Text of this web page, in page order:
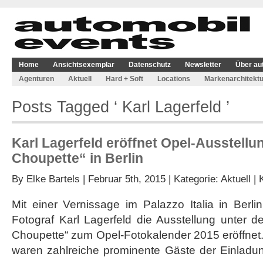
Home Ansichtsexemplar Datenschutz Newsletter
Über
Agenturen
Aktuell Hard + Soft Locations
Posts Tagged ‘ Karl Lagerfeld ’
Karl Lagerfeld eröffnet Opel-
Choupette“ in Berlin
By Elke Bartels | Februar 5th, 2015 | Kategorie: Aktuell |
Mit einer Vernissage im Palazzo Italia in
Fotograf Karl Lagerfeld die Ausstellung unter
Choupette“ zum Opel-Fotokalender 2015
waren zahlreiche prominente Gäste der